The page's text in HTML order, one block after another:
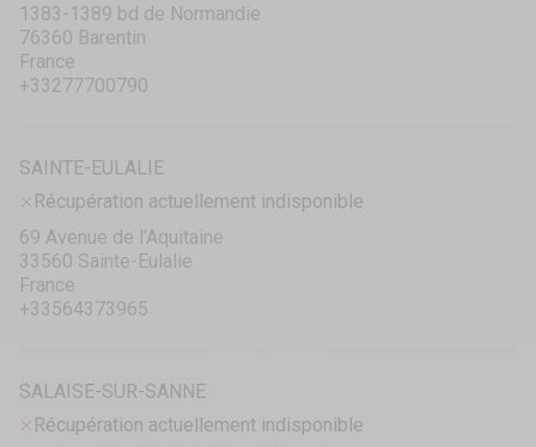
1383-1389 bd de Normandie
76360 Barentin
France
+33277700790
SAINTE-EULALIE
Récupération actuellement indisponible
69 Avenue de l’Aquitaine
33560 Sainte-Eulalie
France
+33564373965
SALAISE-SUR-SANNE
Récupération actuellement indisponible